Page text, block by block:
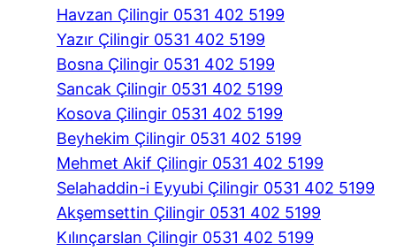
Havzan Çilingir 0531 402 5199
Yazır Çilingir 0531 402 5199
Bosna Çilingir 0531 402 5199
Sancak Çilingir 0531 402 5199
Kosova Çilingir 0531 402 5199
Beyhekim Çilingir 0531 402 5199
Mehmet Akif Çilingir 0531 402 5199
Selahaddin-i Eyyubi Çilingir 0531 402 5199
Akşemsettin Çilingir 0531 402 5199
Kılınçarslan Çilingir 0531 402 5199